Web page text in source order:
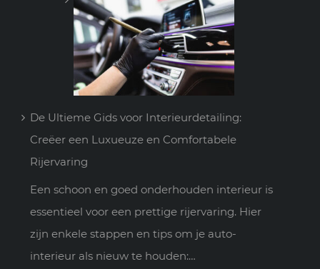
De Ultieme Gids voor Interieurdetailing:
Creëer een Luxueuze en Comfortabele
Rijervaring
Een schoon en goed onderhouden interieur is
essentieel voor een prettige rijervaring. Hier
zijn enkele stappen en tips om je auto-
interieur als nieuw te houden:…